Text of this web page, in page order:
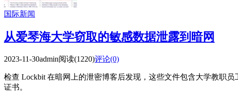
国际新闻
从爱琴海大学窃取的敏感数据泄露到暗网
2023-11-30admin阅读(1220)评论(0)
检查 Lockbit 在暗网上的泄密博客后发现，这些文件包含大学教职
证书。